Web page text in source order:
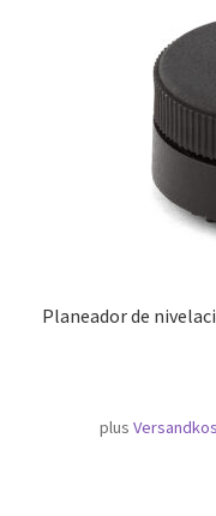
Transporte marítimo
Planeador de
plus